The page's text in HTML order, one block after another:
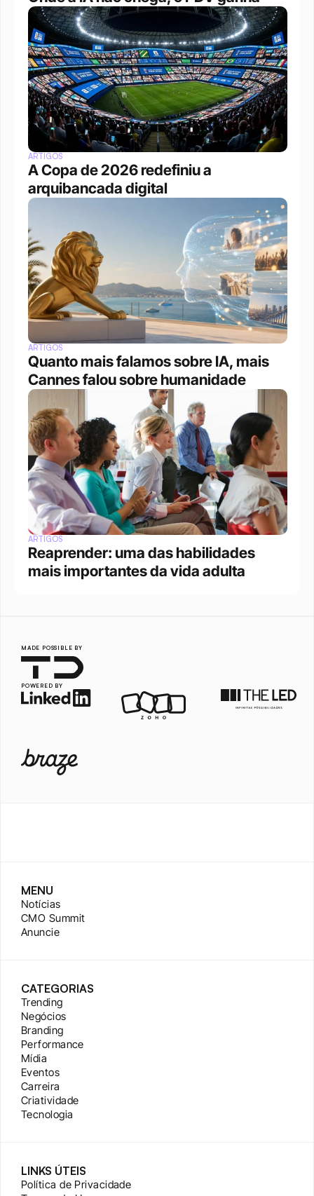
ARTIGOS
A Copa de 2026 redefiniu a
arquibancada digital
ARTIGOS
Quanto mais falamos sobre IA, mais
Cannes falou sobre humanidade
ARTIGOS
Reaprender: uma das habilidades
mais importantes da vida adulta
MADE POSSIBLE BY
POWERED BY
MENU
Notícias
CMO Summit
Anuncie
CATEGORIAS
Trending
Negócios
Branding
Performance
Mídia
Eventos
Carreira
Criatividade
Tecnologia
LINKS ÚTEIS
Política de Privacidade